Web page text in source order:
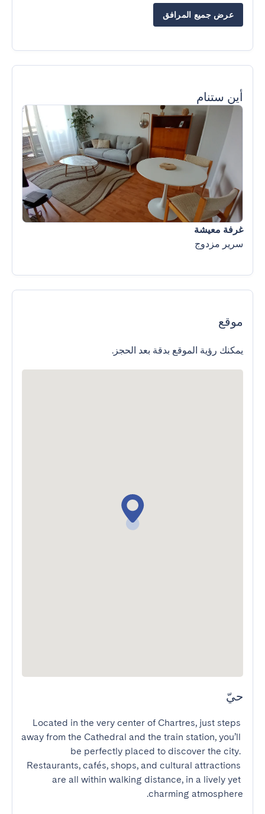
عرض جميع المرافق
أين ستنام
غرفة معيشة
سرير مزدوج
موقع
يمكنك رؤية الموقع بدقة بعد الحجز.
حيّ
Located in the very center of Chartres, just steps
away from the Cathedral and the train station, you’ll
be perfectly placed to discover the city.
Restaurants, cafés, shops, and cultural attractions
are all within walking distance, in a lively yet
charming atmosphere.